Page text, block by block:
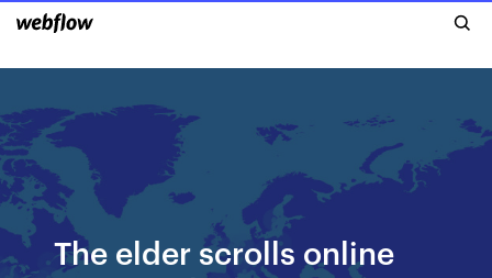
The elder scrolls online